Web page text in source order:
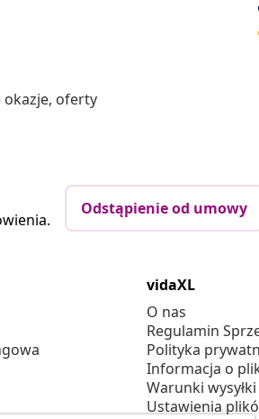
okazje, oferty
Odstąpienie od umowy
vidaXL
O nas
Regulamin
Polityka
Informacja o
Warunki
Ustawienia